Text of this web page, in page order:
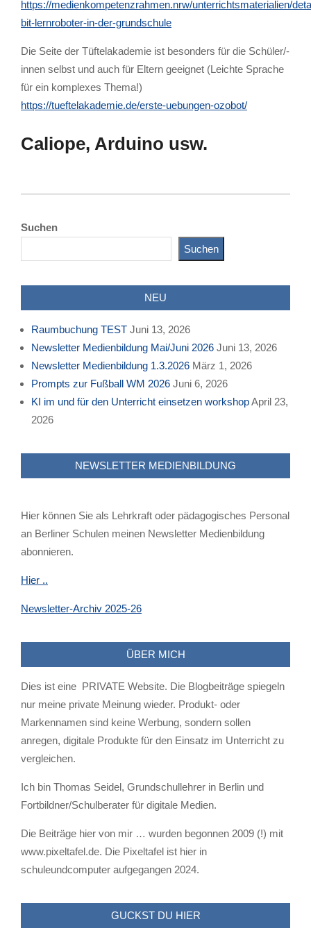
https://medienkompetenzrahmen.nrw/unterrichtsmaterialien/
bit-lernroboter-in-der-grundschule
Die Seite der Tüftelakademie ist besonders für die Schüler/-
innen selbst und auch für Eltern geeignet (Leichte Sprache
für ein komplexes Thema!)
https://tueftelakademie.de/erste-uebungen-ozobot/
Caliope, Arduino usw.
14
Suchen
Suchen
NEU
Raumbuchung TEST Juni 13, 2026
Newsletter Medienbildung Mai/Juni 2026 Juni 13, 2026
Newsletter Medienbildung 1.3.2026 März 1, 2026
Prompts zur Fußball WM 2026 Juni 6, 2026
KI im und für den Unterricht einsetzen workshopApril 23,
2026
NEWSLETTER MEDIENBILDUNG
Hier können Sie als Lehrkraft oder pädagogisches Personal
an Berliner Schulen meinen Newsletter Medienbildung
abonnieren.
Hier ..
Newsletter-Archiv 2025-26
ÜBER MICH
Dies ist eine PRIVATE Website. Die Blogbeiträge spiegeln
nur meine private Meinung wieder. Produkt- oder
Markennamen sind keine Werbung, sondern sollen
anregen, digitale Produkte für den Einsatz im Unterricht zu
vergleichen.
Ich bin Thomas Seidel, Grundschullehrer in Berlin und
Fortbildner/Schulberater für digitale Medien.
Die Beiträge hier von mir … wurden begonnen 2009 (!) mit
www.pixeltafel.de. Die Pixeltafel ist hier in
schuleundcomputer aufgegangen 2024.
GUCKST DU HIER